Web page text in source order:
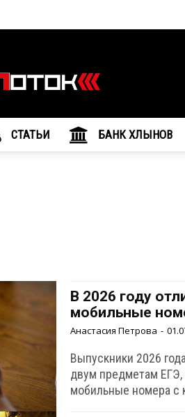
агентство
"МедиаПоток"
CТАТЬИ БАНК ХЛЫНОВ
В 2026 году
мобильные
Анастасия Петрова -
Выпускники 2026
двум предметам ЕГЭ,
мобильные номера с